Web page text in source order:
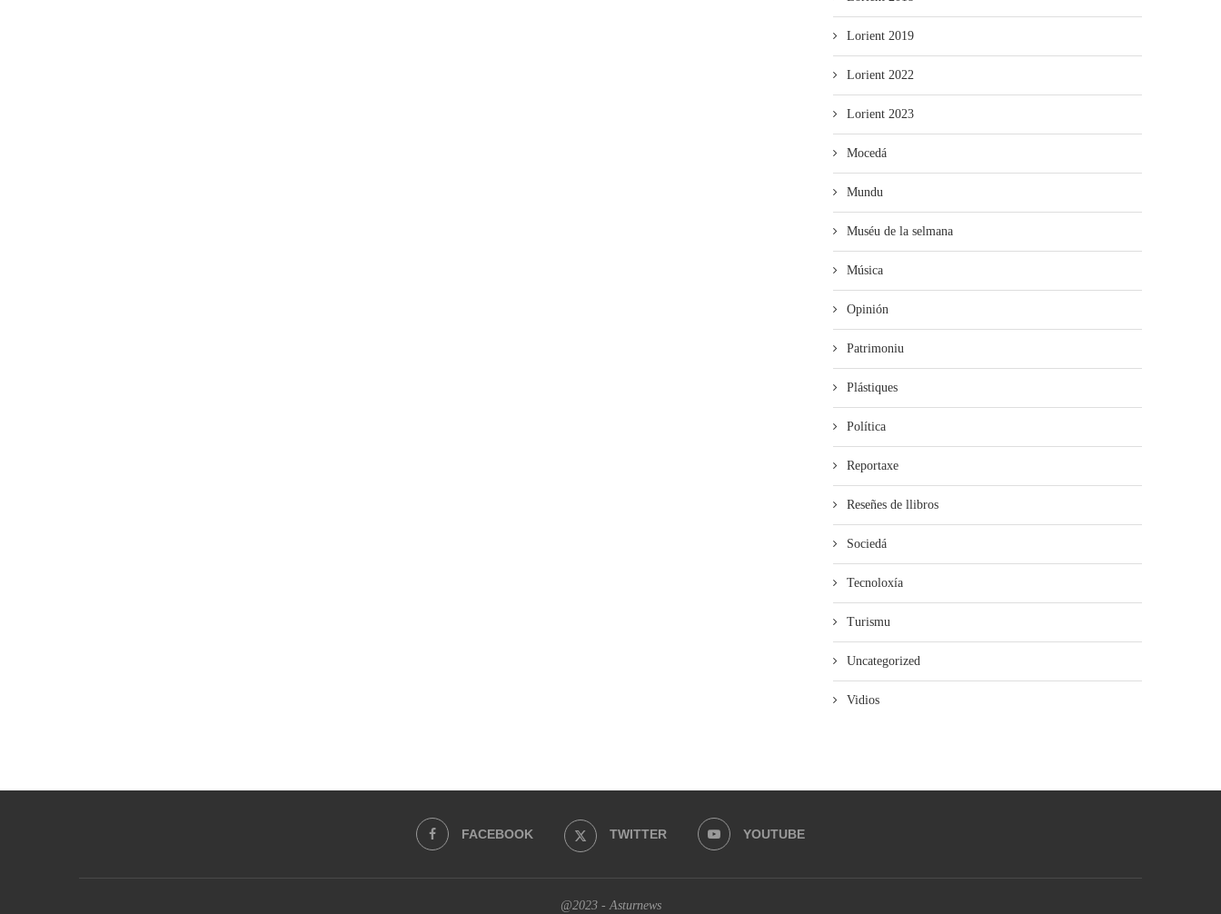
Lorient 2019
Lorient 2022
Lorient 2023
Mocedá
Mundu
Muséu de la selmana
Música
Opinión
Patrimoniu
Plástiques
Política
Reportaxe
Reseñes de llibros
Sociedá
Tecnoloxía
Turismu
Uncategorized
Vidios
FACEBOOK TWITTER YOUTUBE
@2023 - Asturnews